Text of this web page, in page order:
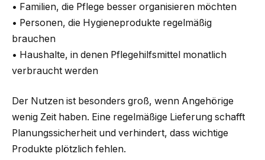
• Familien, die Pflege besser organisieren möchten
• Personen, die Hygieneprodukte regelmäßig
brauchen
• Haushalte, in denen Pflegehilfsmittel monatlich
verbraucht werden
Der Nutzen ist besonders groß, wenn Angehörige
wenig Zeit haben. Eine regelmäßige Lieferung schafft
Planungssicherheit und verhindert, dass wichtige
Produkte plötzlich fehlen.